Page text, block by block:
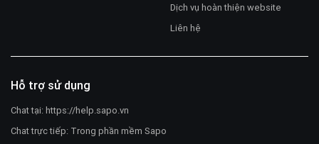
Dịch vụ hoàn thiện website
Liên hệ
Hỗ trợ sử dụng
Chat tại:https://help.sapo.vn
Chat trực tiếp: Trong phần mềm Sapo